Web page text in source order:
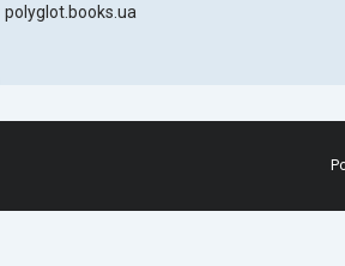
polyglot.books.ua